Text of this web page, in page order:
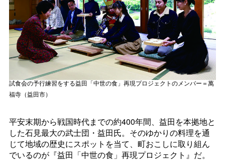
試食会の予行練習をする益田「中世の食」再現プロジェクトのメンバー＝萬
福寺（益田市）
平安末期から戦国時代までの約400年間、益田を本拠地と
した石見最大の武士団・益田氏。そのゆかりの料理を通
じて地域の歴史にスポットを当て、町おこしに取り組ん
でいるのが『益田「中世の食」再現プロジェクト』だ。